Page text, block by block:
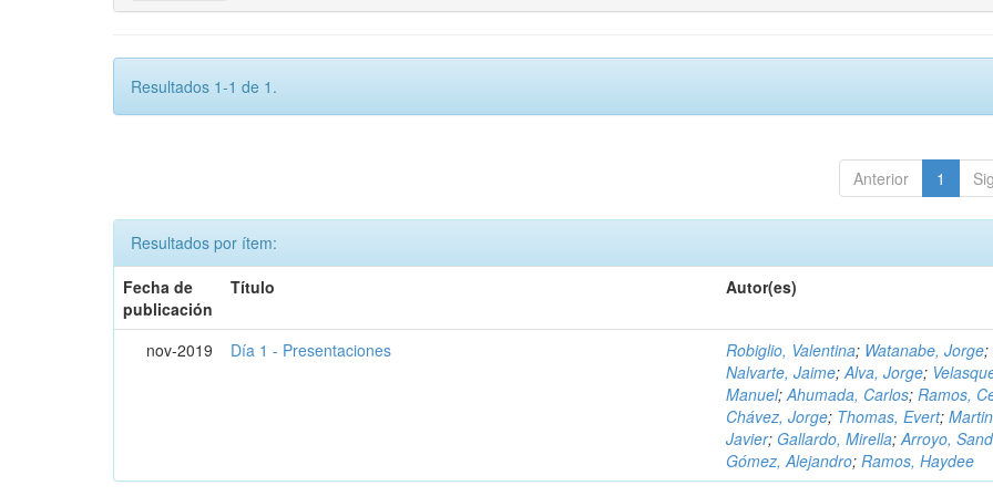
Resultados 1-1 de 1.
Anterior 1
Resultados por ítem:
Fecha de
publicación
Título Autor(es)
nov-2019 Día 1 - Presentaciones Robiglio, Valentina; Watanabe, Jorge;
Nalvarte, Jaime;Alva, Jorge;
Manuel;Ahumada, Carlos;Ramos,
Chávez, Jorge; Thomas, Evert;
Javier; Gallardo, Mirella;Arroyo,
Gómez, Alejandro;Ramos, Haydee